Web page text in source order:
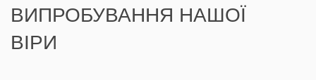
ВИПРОБУВАННЯ НАШОЇ
ВІРИ